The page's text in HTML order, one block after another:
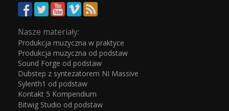
Nasze materiały:
Produkcja muzyczna w praktyce
Produkcja muzyczna od podstaw
Sound Forge od podstaw
Dubstep z syntezatorem NI Massive
Sylenth1 od podstaw
Kontakt 5 Kompendium
Bitwig Studio od podstaw